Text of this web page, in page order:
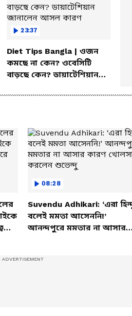
23:37
Diet Tips Bangla | ওজন
কমছে না কেন? ওবেসিটি
বাড়ছে কেন? ডায়াটেশিয়ান
08:28
Suvendu Adhikari: ‘এরা
বলেই মমতা আসেননি!’
আনন্দপুরে মমতার না আসার